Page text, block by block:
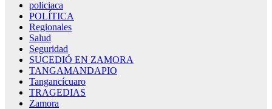
policiaca
POLÍTICA
Regionales
Salud
Seguridad
SUCEDIÓ EN ZAMORA
TANGAMANDAPIO
Tangancícuaro
TRAGEDIAS
Zamora